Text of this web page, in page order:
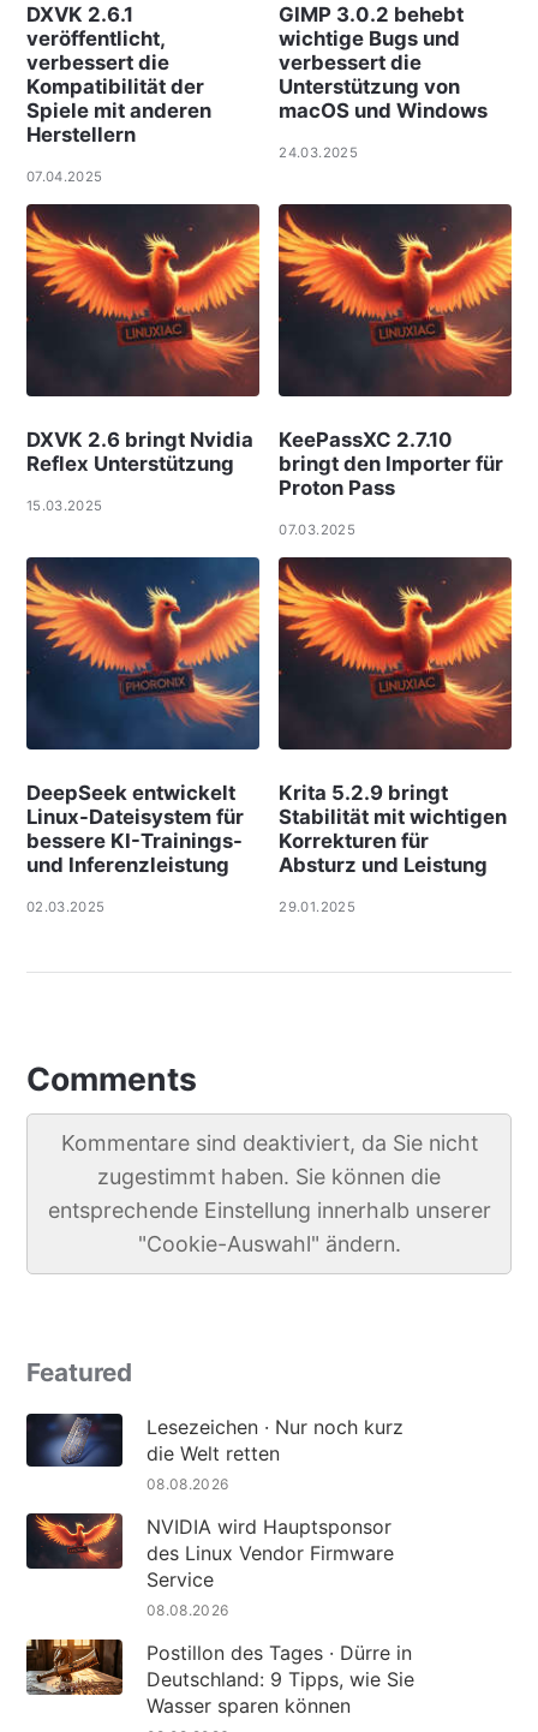
DXVK 2.6.1
veröffentlicht,
verbessert die
Kompatibilität der
Spiele mit anderen
Herstellern
07.04.2025
GIMP 3.0.2 behebt
wichtige Bugs und
verbessert die
Unterstützung von
macOS und Windows
24.03.2025
DXVK 2.6 bringt Nvidia
Reflex Unterstützung
15.03.2025
KeePassXC 2.7.10
bringt den Importer für
Proton Pass
07.03.2025
DeepSeek entwickelt
Linux-Dateisystem für
bessere KI-Trainings-
und Inferenzleistung
02.03.2025
Krita 5.2.9 bringt
Stabilität mit wichtigen
Korrekturen für
Absturz und Leistung
29.01.2025
Comments
Kommentare sind deaktiviert, da Sie nicht
zugestimmt haben. Sie können die
entsprechende Einstellung innerhalb unserer
"Cookie-Auswahl" ändern.
Featured
Lesezeichen · Nur noch kurz
die Welt retten
08.08.2026
NVIDIA wird Hauptsponsor
des Linux Vendor Firmware
Service
08.08.2026
Postillon des Tages · Dürre in
Deutschland: 9 Tipps, wie Sie
Wasser sparen können